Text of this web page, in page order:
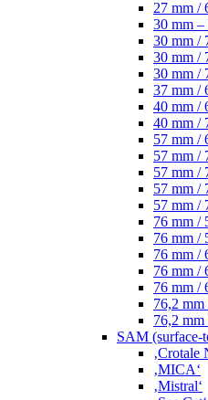
27 mm /
30 mm
30 mm /
30 mm /
30 mm /
37 mm /
40 mm /
40 mm /
57 mm /
57 mm /
57 mm /
57 mm /
57 mm /
76 mm /
76 mm /
76 mm /
76 mm /
76 mm /
76,2 mm
76,2
SAM (surface-
‚Crotale
‚MICA‘
‚Mistral‘